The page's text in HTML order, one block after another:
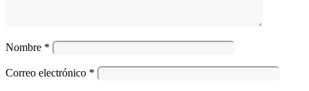
Nombre *
Correo electrónico *